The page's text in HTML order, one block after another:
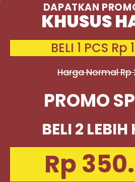
DAPATKAN
KHUSUS
BELI 1 PCS Rp
Harga Normal Rp
PROMO
BELI 2
Rp